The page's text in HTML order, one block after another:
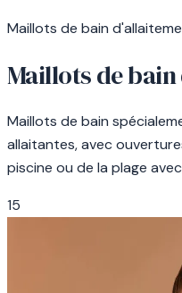
Maillots de bain
Maillots de
Maillots de bain
allaitantes, avec
piscine ou de la plage
15